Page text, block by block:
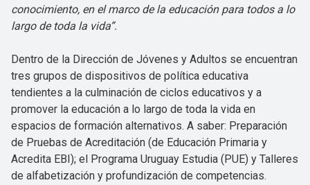
conocimiento, en el marco de la educación para todos a lo
largo de toda la vida”.
Dentro de la Dirección de Jóvenes y Adultos se encuentran
tres grupos de dispositivos de política educativa
tendientes a la culminación de ciclos educativos y a
promover la educación a lo largo de toda la vida en
espacios de formación alternativos. A saber: Preparación
de Pruebas de Acreditación (de Educación Primaria y
Acredita EBI); el Programa Uruguay Estudia (PUE) y Talleres
de alfabetización y profundización de competencias.